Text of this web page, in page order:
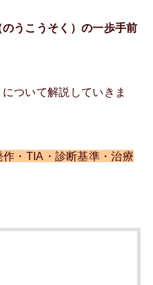
うこうそく）の一歩手前
について解説していきま
作・TIA・診断基準・治療